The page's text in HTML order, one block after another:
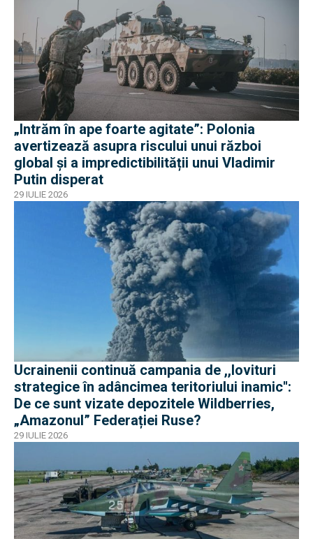
„Intrăm în ape foarte agitate”: Polonia
avertizează asupra riscului unui război
global și a impredictibilității unui Vladimir
Putin disperat
29 IULIE 2026
Ucrainenii continuă campania de ,,lovituri
strategice în adâncimea teritoriului inamic'':
De ce sunt vizate depozitele Wildberries,
„Amazonul” Federației Ruse?
29 IULIE 2026